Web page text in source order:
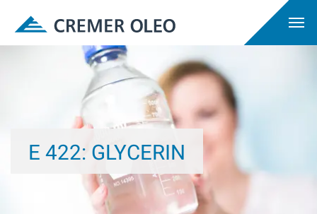
E 422: GLYCERIN